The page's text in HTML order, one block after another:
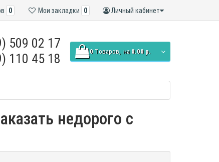
Личный кабинет
Мои закладки 0
0
509 02 17
110 45 18
0 Tоваров, на 0.00 р.
недорого с